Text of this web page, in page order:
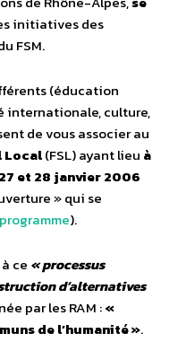
initiatives des
FSM.
(éducation
internationale, culture,
de vous associer au
Local(FSL) ayant lieu à
et 28 janvier 2006
» qui se
programme).
ce « processus
d’alternatives
par les RAM :«
de l’humanité ».